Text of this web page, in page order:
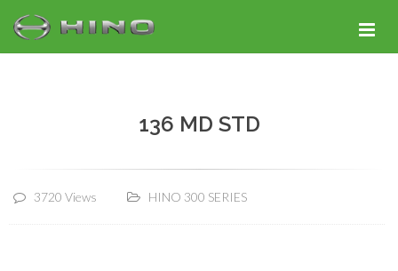
136 MD STD
3720 Views HINO 300 SERIES